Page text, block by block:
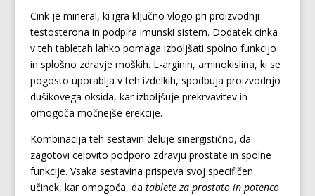
Cink je mineral, ki igra ključno vlogo pri proizvodnji
testosterona in podpira imunski sistem. Dodatek cinka
v teh tabletah lahko pomaga izboljšati spolno funkcijo
in splošno zdravje moških. L-arginin, aminokislina, ki se
pogosto uporablja v teh izdelkih, spodbuja proizvodnjo
dušikovega oksida, kar izboljšuje prekrvavitev in
omogoča močnejše erekcije.
Kombinacija teh sestavin deluje sinergistično, da
zagotovi celovito podporo zdravju prostate in spolne
funkcije. Vsaka sestavina prispeva svoj specifičen
učinek, kar omogoča, da tablete za prostato in potenco